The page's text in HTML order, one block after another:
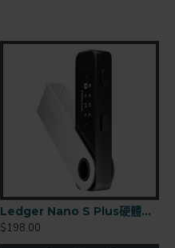
Ledger Nano S Plus硬體錢包
$198.00